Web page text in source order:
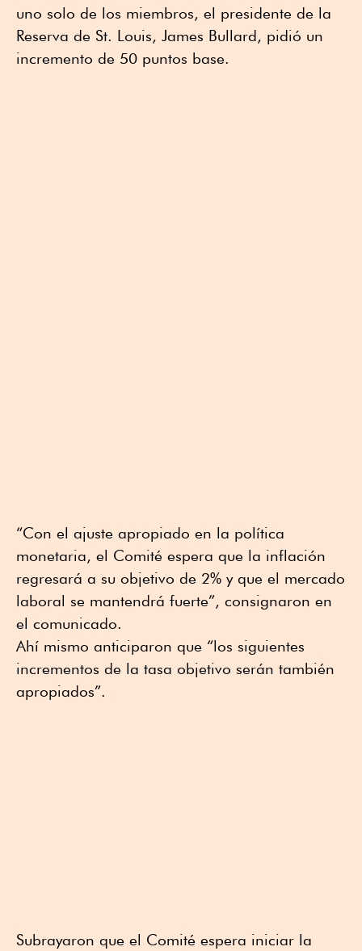
uno solo de los miembros, el presidente de la
Reserva de St. Louis, James Bullard, pidió un
incremento de 50 puntos base.
“Con el ajuste apropiado en la política
monetaria, el Comité espera que la inflación
regresará a su objetivo de 2% y que el mercado
laboral se mantendrá fuerte”, consignaron en
el comunicado.
Ahí mismo anticiparon que “los siguientes
incrementos de la tasa objetivo serán también
apropiados”.
Subrayaron que el Comité espera iniciar la